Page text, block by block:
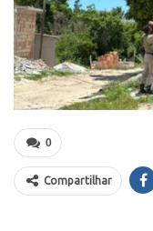
0
Compartilhar